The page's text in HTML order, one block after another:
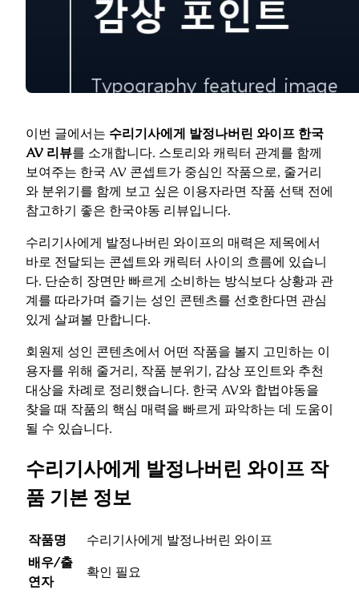
이번 글에서는 수리기사에게 발정나버린 와이프 한국
AV 리뷰를 소개합니다. 스토리와 캐릭터 관계를 함께
보여주는 한국 AV 콘셉트가 중심인 작품으로, 줄거리
와 분위기를 함께 보고 싶은 이용자라면 작품 선택 전에
참고하기 좋은 한국야동 리뷰입니다.
수리기사에게 발정나버린 와이프의 매력은 제목에서
바로 전달되는 콘셉트와 캐릭터 사이의 흐름에 있습니
다. 단순히 장면만 빠르게 소비하는 방식보다 상황과 관
계를 따라가며 즐기는 성인 콘텐츠를 선호한다면 관심
있게 살펴볼 만합니다.
회원제 성인 콘텐츠에서 어떤 작품을 볼지 고민하는 이
용자를 위해 줄거리, 작품 분위기, 감상 포인트와 추천
대상을 차례로 정리했습니다. 한국 AV와 합법야동을
찾을 때 작품의 핵심 매력을 빠르게 파악하는 데 도움이
될 수 있습니다.
수리기사에게 발정나버린 와이프 작
품 기본 정보
작품명
수리기사에게 발정나버린 와이프
배우/출
연자
확인 필요